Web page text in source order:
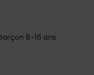
8-16 ans